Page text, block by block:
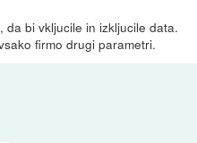
bi vkljucile in izkljucile data.
firmo drugi parametri.